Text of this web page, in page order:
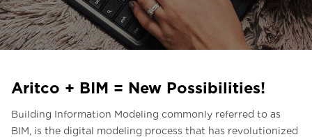
Liên hệ với chúng tôi
Liên hệ với chúng tôi
FAQ
Liên hệ với chúng tôi
Aritco + BIM = New Possibilities!
Building Information Modeling commonly referred to as
BIM, is the digital modeling process that has revolutionized